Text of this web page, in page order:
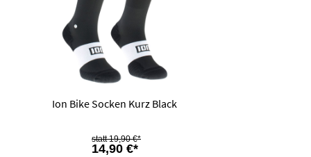
Ion Bike Socken Kurz Black
14,90 €*
19,90 €*